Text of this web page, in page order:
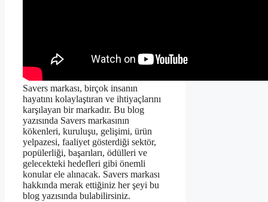
Savers markası, birçok insanın
hayatını kolaylaştıran ve ihtiyaçlarını
karşılayan bir markadır. Bu blog
yazısında Savers markasının
kökenleri, kuruluşu, gelişimi, ürün
yelpazesi, faaliyet gösterdiği sektör,
popülerliği, başarıları, ödülleri ve
gelecekteki hedefleri gibi önemli
konular ele alınacak. Savers markası
hakkında merak ettiğiniz her şeyi bu
blog yazısında bulabilirsiniz.